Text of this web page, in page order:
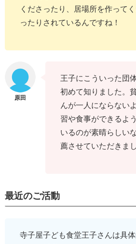
くださったり、居場所を作って
ったりされているんですね！
王子にこういった団
初めて知りました。
んが一人にならない
習や食事ができるよ
いるのが素晴らしい
薦させていただきま
最近のご活動
寺子屋子ども食堂王子さんは具